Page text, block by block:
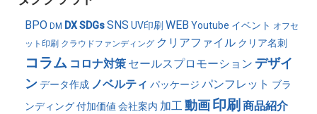
BPO DM DXSDGsSNS UV印刷 WEB Youtube イベント オフセ
ット印刷 クラウドファンディング クリアファイル クリア名刺
コラム コロナ対策 セールスプロモーション デザイ
ンデータ作成 ノベルティ パッケージ パンフレット ブラ
ンディング付加価値 会社案内 加工動画印刷 商品紹介